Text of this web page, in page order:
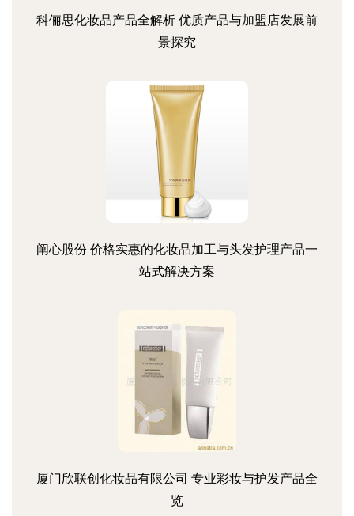
科俪思化妆品产品全解析 优质产品与加盟店发展前
景探究
阐心股份 价格实惠的化妆品加工与头发护理产品一
站式解决方案
厦门欣联创化妆品有限公司 专业彩妆与护发产品全
览